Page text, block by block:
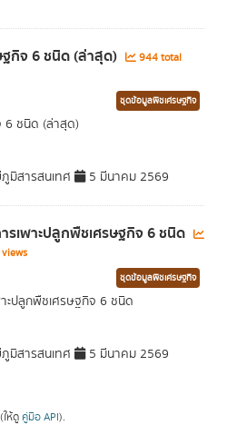
กิจ 6 ชนิด (ล่าสุด)
944 total
ชุดข้อมูลพืชเศรษฐกิจ
ชนิด (ล่าสุด)
มิสารสนเทศ 5 มีนาคม 2569
รเพาะปลูกพืชเศรษฐกิจ 6 ชนิด
ชุดข้อมูลพืชเศรษฐกิจ
ะปลูกพืชเศรษฐกิจ 6 ชนิด
มิสารสนเทศ 5 มีนาคม 2569
(ให้ดู คู่มือ API).